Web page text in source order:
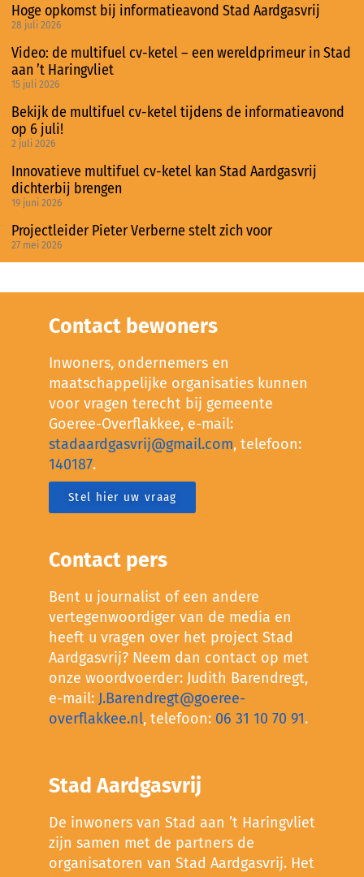
Hoge opkomst bij informatieavond Stad Aardgasvrij
28 juli 2026
Video: de multifuel cv-ketel – een wereldprimeur in Stad
aan ’t Haringvliet
15 juli 2026
Bekijk de multifuel cv-ketel tijdens de informatieavond
op 6 juli!
2 juli 2026
Innovatieve multifuel cv-ketel kan Stad Aardgasvrij
dichterbij brengen
19 juni 2026
Projectleider Pieter Verberne stelt zich voor
27 mei 2026
Contact bewoners
Inwoners, ondernemers en
maatschappelijke organisaties kunnen
voor vragen terecht bij gemeente
Goeree-Overflakkee, e-mail:
stadaardgasvrij@gmail.com, telefoon:
140187.
Stel hier uw vraag
Contact pers
Bent u journalist of een andere
vertegenwoordiger van de media en
heeft u vragen over het project Stad
Aardgasvrij? Neem dan contact op met
onze woordvoerder: Judith Barendregt,
e-mail: J.Barendregt@goeree-
overflakkee.nl, telefoon: 06 31 10 70 91.
Stad Aardgasvrij
De inwoners van Stad aan ’t Haringvliet
zijn samen met de partners de
organisatoren van Stad Aardgasvrij. Het